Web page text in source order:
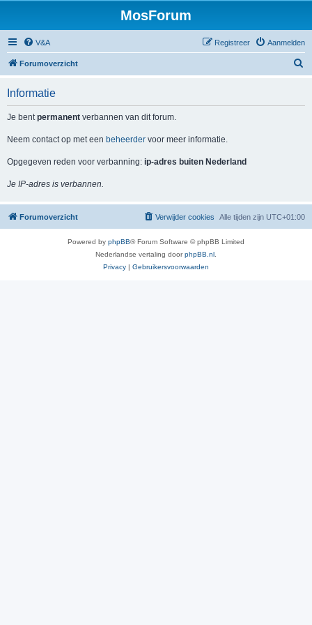
MosForum
V&A Aanmelden
Registreer
Forumoverzicht
Informatie
Je bentpermanent verbannen van dit forum.
Neem contact op met een beheerder voor meer informatie.
Opgegeven reden voor verbanning: ip-adres buiten Nederland
Je IP-adres is verbannen.
Forumoverzicht Alle tijden zijn UTC+01:00
Verwijder cookies
Powered by phpBB® Forum Software © phpBB Limited
Nederlandse vertaling doorphpBB.nl
Privacy | Gebruikersvoorwaarden